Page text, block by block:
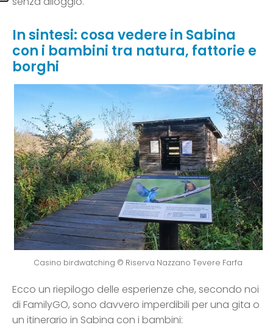
In sintesi: cosa vedere in Sabina
con i bambini tra natura, fattorie e
borghi
Casino birdwatching © Riserva Nazzano Tevere Farfa
Ecco un riepilogo delle esperienze che, secondo noi
di FamilyGO, sono davvero imperdibili per una gita o
un itinerario in Sabina con i bambini: